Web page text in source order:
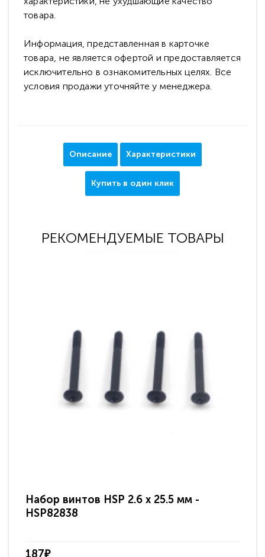
товара.
Информация, представленная в карточке
товара, не является офертой и предоставляется
исключительно в ознакомительных целях. Все
условия продажи уточняйте у менеджера.
Описание Характеристики
Купить в один клик
РЕКОМЕНДУЕМЫЕ ТОВАРЫ
Набор винтов HSP 2.6 x 25.5 мм -
HSP82838
187₽